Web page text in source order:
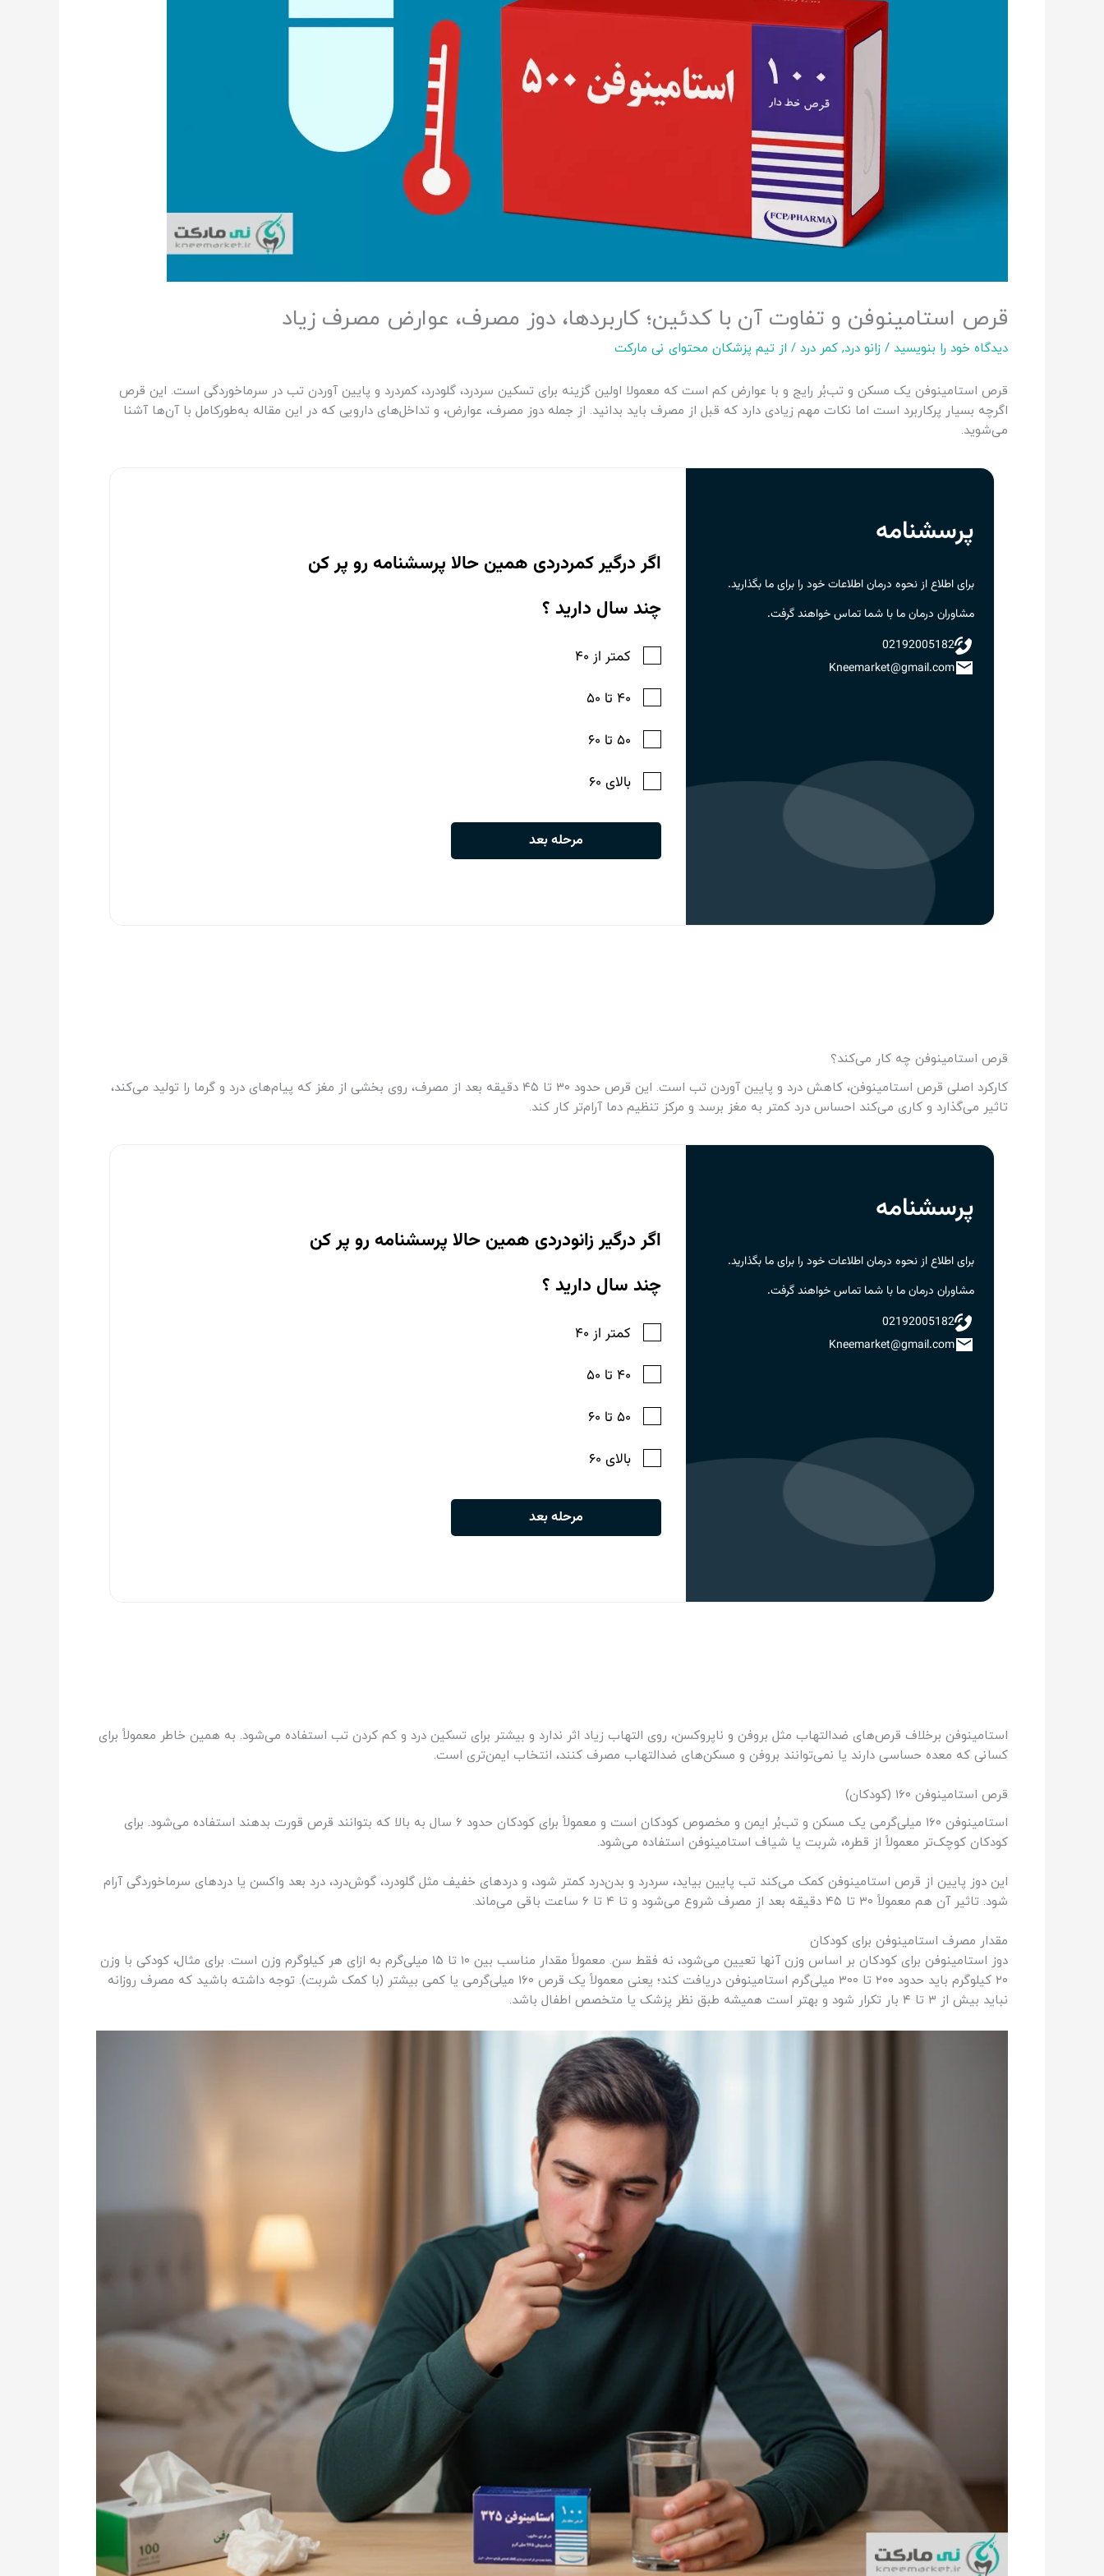
قرص استامینوفن و تفاوت آن با کدئین؛ کاربردها، دوز مصرف، عوارض مصرف زیاد
دیدگاه‌ خود را بنویسید / زانو درد, کمر درد / از تیم پزشکان محتوای نی مارکت
قرص استامینوفن یک مسکن و تب‌بُر رایج و با عوارض کم است که معمولا اولین گزینه برای تسکین سردرد، گلودرد، کمردرد و پایین آوردن تب در سرماخوردگی است. این قرص
اگرچه بسیار پرکاربرد است اما نکات مهم زیادی دارد که قبل از مصرف باید بدانید. از جمله دوز مصرف، عوارض، و تداخل‌های دارویی که در این مقاله به‌طورکامل با آن‌ها آشنا
می‌شوید.
قرص استامینوفن چه کار می‌کند؟
کارکرد اصلی قرص استامینوفن، کاهش درد و پایین آوردن تب است. این قرص حدود ۳۰ تا ۴۵ دقیقه بعد از مصرف، روی بخشی از مغز که پیام‌های درد و گرما را تولید می‌کند،
تاثیر می‌گذارد و کاری می‌کند احساس درد کمتر به مغز برسد و مرکز تنظیم دما آرام‌تر کار کند.
استامینوفن برخلاف قرص‌های ضدالتهاب مثل بروفن و ناپروکسن، روی التهاب زیاد اثر ندارد و بیشتر برای تسکین درد و کم کردن تب استفاده می‌شود. به همین خاطر معمولاً برای
کسانی که معده حساسی دارند یا نمی‌توانند بروفن و مسکن‌های ضدالتهاب مصرف کنند، انتخاب ایمن‌تری است.
قرص استامینوفن ۱۶۰ (کودکان)
استامینوفن ۱۶۰ میلی‌گرمی یک مسکن و تب‌بُر ایمن و مخصوص کودکان است و معمولاً برای کودکان حدود ۶ سال به بالا که بتوانند قرص قورت بدهند استفاده می‌شود. برای
کودکان کوچک‌تر معمولاً از قطره، شربت یا شیاف استامینوفن استفاده می‌شود.
این دوز پایین از قرص استامینوفن کمک می‌کند تب پایین بیاید، سردرد و بدن‌درد کمتر شود، و دردهای خفیف مثل گلودرد، گوش‌درد، درد بعد واکسن یا دردهای سرماخوردگی آرام
شود. تاثیر آن هم معمولاً ۳۰ تا ۴۵ دقیقه بعد از مصرف شروع می‌شود و تا ۴ تا ۶ ساعت باقی می‌ماند.
مقدار مصرف استامینوفن برای کودکان
دوز استامینوفن برای کودکان بر اساس وزن آنها تعیین می‌شود، نه فقط سن. معمولاً مقدار مناسب بین ۱۰ تا ۱۵ میلی‌گرم به ازای هر کیلوگرم وزن است. برای مثال، کودکی با وزن
۲۰ کیلوگرم باید حدود ۲۰۰ تا ۳۰۰ میلی‌گرم استامینوفن دریافت کند؛ یعنی معمولاً یک قرص ۱۶۰ میلی‌گرمی یا کمی بیشتر (با کمک شربت). توجه داشته باشید که مصرف روزانه
نباید بیش از ۳ تا ۴ بار تکرار شود و بهتر است همیشه طبق نظر پزشک یا متخصص اطفال باشد.